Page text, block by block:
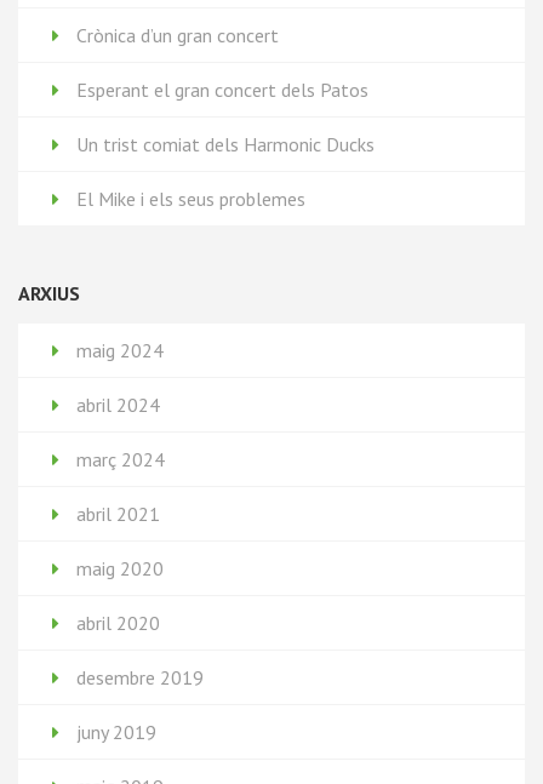
Crònica d’un gran concert
Esperant el gran concert dels Patos
Un trist comiat dels Harmonic Ducks
El Mike i els seus problemes
ARXIUS
maig 2024
abril 2024
març 2024
abril 2021
maig 2020
abril 2020
desembre 2019
juny 2019